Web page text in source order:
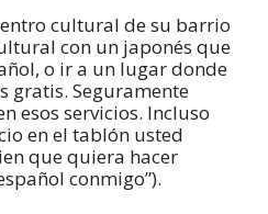
cultural de su barrio
con un japonés que
o ir a un lugar donde
gratis. Seguramente
esos servicios. Incluso
en el tablón usted
que quiera hacer
conmigo”).